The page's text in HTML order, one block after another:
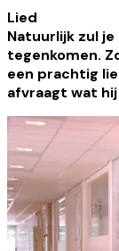
Lied
Natuurlijk zul
tegenkomen.
een prachtig
afvraagt wat